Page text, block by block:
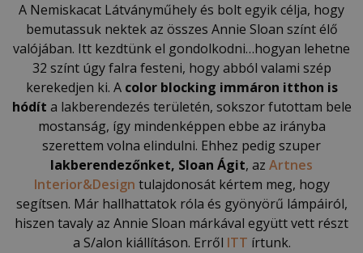
A Nemiskacat Látványműhely és bolt egyik célja, hogy
bemutassuk nektek az összes Annie Sloan színt élő
valójában. Itt kezdtünk el gondolkodni…hogyan lehetne
32 színt úgy falra festeni, hogy abból valami szép
kerekedjen ki. A color blocking immáron itthon is
hódít a lakberendezés területén, sokszor futottam bele
mostanság, így mindenképpen ebbe az irányba
szerettem volna elindulni. Ehhez pedig szuper
lakberendezőnket, Sloan Ágit, az Artnes
Interior&Design tulajdonosát kértem meg, hogy
segítsen. Már hallhattatok róla és gyönyörű lámpáiról,
hiszen tavaly az Annie Sloan márkával együtt vett részt
a S/alon kiállításon. Erről ITT írtunk.